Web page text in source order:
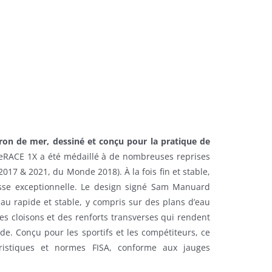
de mer, dessiné et conçu pour la pratique de
1X a été médaillé à de nombreuses reprises
& 2021, du Monde 2018). À la fois fin et stable,
exceptionnelle. Le design signé Sam Manuard
rapide et stable, y compris sur des plans d’eau
cloisons et des renforts transverses qui rendent
Conçu pour les sportifs et les compétiteurs, ce
et normes FISA, conforme aux jauges